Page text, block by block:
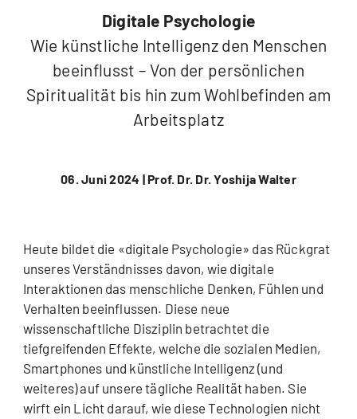
Digitale Psychologie
Wie künstliche Intelligenz den Menschen
beeinflusst – Von der persönlichen
Spiritualität bis hin zum Wohlbefinden am
Arbeitsplatz
06. Juni 2024 |Prof. Dr. Dr. Yoshija Walter
Heute bildet die «digitale Psychologie» das Rückgrat
unseres Verständnisses davon, wie digitale
Interaktionen das menschliche Denken, Fühlen und
Verhalten beeinflussen. Diese neue
wissenschaftliche Disziplin betrachtet die
tiefgreifenden Effekte, welche die sozialen Medien,
Smartphones und künstliche Intelligenz (und
weiteres) auf unsere tägliche Realität haben. Sie
wirft ein Licht darauf, wie diese Technologien nicht